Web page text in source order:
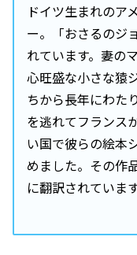
ドイツ生まれのア
ー。「おさるのジ
れています。妻の
心旺盛な小さな猿
ちから長年にわた
を逃れてフランス
い国で彼らの絵本
めました。その作
に翻訳されています